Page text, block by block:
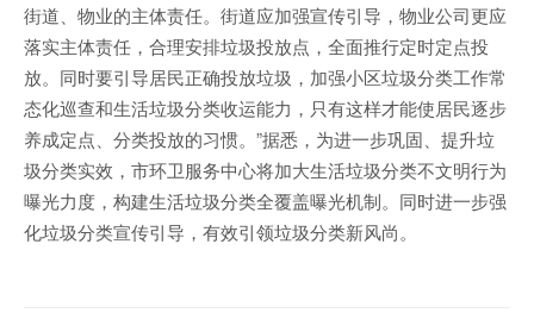
街道、物业的主体责任。街道应加强宣传引导，物业公司更应
落实主体责任，合理安排垃圾投放点，全面推行定时定点投
放。同时要引导居民正确投放垃圾，加强小区垃圾分类工作常
态化巡查和生活垃圾分类收运能力，只有这样才能使居民逐步
养成定点、分类投放的习惯。”据悉，为进一步巩固、提升垃
圾分类实效，市环卫服务中心将加大生活垃圾分类不文明行为
曝光力度，构建生活垃圾分类全覆盖曝光机制。同时进一步强
化垃圾分类宣传引导，有效引领垃圾分类新风尚。